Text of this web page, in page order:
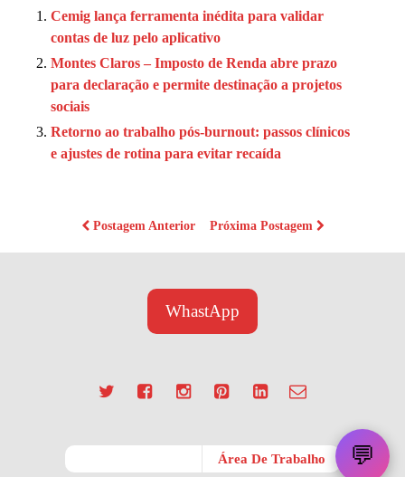
Cemig lança ferramenta inédita para validar
contas de luz pelo aplicativo
Montes Claros – Imposto de Renda abre prazo
para declaração e permite destinação a projetos
sociais
Retorno ao trabalho pós-burnout: passos clínicos
e ajustes de rotina para evitar recaída
Postagem Anterior Próxima Postagem
WhastApp
💬
Área De Trabalho